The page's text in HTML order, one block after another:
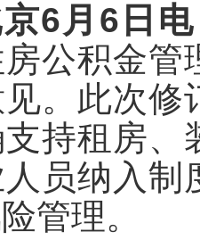
6月6日电
公积金
。此次修
持租房
员纳入制
管理。